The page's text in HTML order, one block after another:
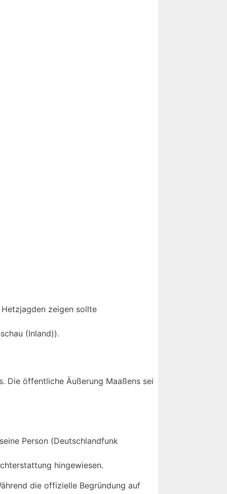
zeigen sollte
(Inland)).
Die öffentliche Äußerung Maaßens sei
Person (Deutschlandfunk
hingewiesen.
die offizielle Begründung auf